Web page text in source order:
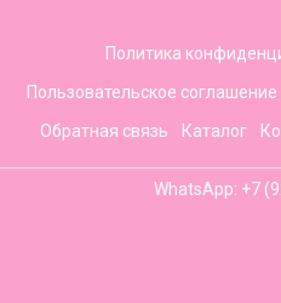
Политика
Пользовательское соглашение
Обратная связь Каталог
WhatsApp: +7